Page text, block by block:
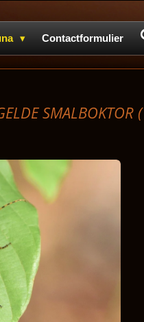
Contactformulier
SMALBOKTOR (